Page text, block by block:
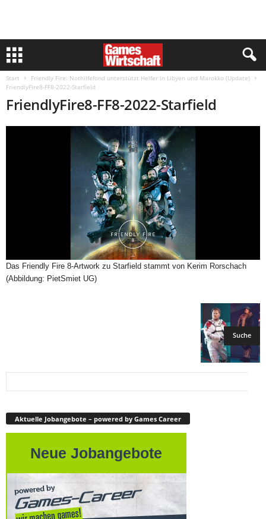
Start
Friendly Fire: Nothilfefond unterstützt Helfer in Libyen und Marokko (Update)
FriendlyFire8-FF8-2022-Starfield
FriendlyFire8-FF8-2022-Starfield
Das Friendly Fire 8-Artwork zu Starfield stammt von Kerim Rorschach
(Abbildung: PietSmiet UG)
Aktuelle Jobangebote – powered by Games Career